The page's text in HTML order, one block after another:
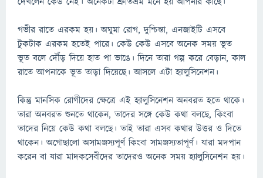
গভীর রাতে এরকম হয়। অঘুমা রোগ, দুশ্চিন্তা, এনজাইটি এসবে
টুকটাক এরকম হতেই পারে। কেউ কেউ এসবে অনেক সময় ভূত
ভূত বলে দৌঁড় দিয়ে হাত পা ভাঙে। দিনে তারা গল্প করে বেড়ান, কাল
রাতে আপনাকে ভূত তাড়া দিয়েছে। আসলে এটা হ্যালুসিনেশন।
কিন্তু মানসিক রোগীদের ক্ষেত্রে এই হ্যালুসিনেশন অনবরত হতে থাকে।
তারা অনবরত শুনতে থাকেন, তাদের সঙ্গে কেউ কথা বলছে, কিংবা
তাদের নিয়ে কেউ কথা বলছে। তাই তারা এসব কথার উত্তর ও দিতে
থাকেন। অগোছালো অসামঞ্জস্যপূর্ণ কিংবা সামঞ্জস্যতাপূর্ণ। যারা মদপান
করেন বা যারা মাদকসেবীদের তাদেরও অনেক সময় হ্যালুসিনেশন হয়।